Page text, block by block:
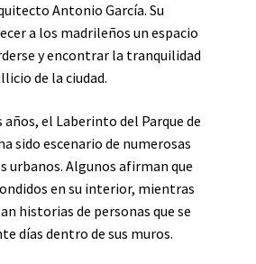
Antonio García. Su
a los madrileños un espacio
y encontrar la tranquilidad
de la ciudad.
el Laberinto del Parque de
sido escenario de numerosas
urbanos. Algunos afirman que
en su interior, mientras
historias de personas que se
días dentro de sus muros.